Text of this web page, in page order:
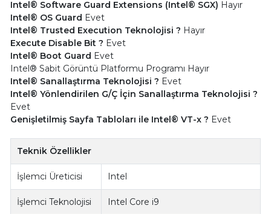
Intel® Software Guard Extensions (Intel® SGX) Hayır
Intel® OS Guard Evet
Intel® Trusted Execution Teknolojisi ? Hayır
Execute Disable Bit ? Evet
Intel® Boot Guard Evet
Intel® Sabit Görüntü Platformu Programı Hayır
Intel® Sanallaştırma Teknolojisi ? Evet
Intel® Yönlendirilen G/Ç İçin Sanallaştırma Teknolojisi ?
Evet
Genişletilmiş Sayfa Tabloları ile Intel® VT-x ? Evet
Teknik Özellikler
İşlemci Üreticisi Intel
İşlemci Teknolojisi Intel Core i9